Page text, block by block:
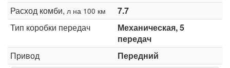
Расход комби, л на 100 км
7.7
Тип коробки передач
Механическая, 5
передач
Привод
Передний